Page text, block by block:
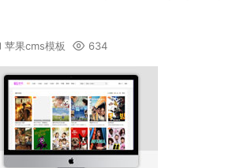
苹果cms模板 634